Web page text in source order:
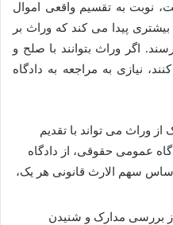
نوبت به تقسیم واقعی اموال
پیدا می کند که وراث بر
اگر وراث بتوانند با صلح و
نیازی به مراجعه به دادگاه
از وراث می تواند با تقدیم
عمومی حقوقی، از دادگاه
اساس سهم الارث قانونی هر یک،
بررسی مدارک و شنیدن